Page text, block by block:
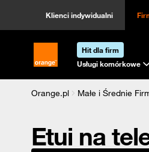
Klienci indywidualni
Strona główna
Hit dla firm
Usługi komórkowe
Orange.pl Małe i Średnie
Etui na